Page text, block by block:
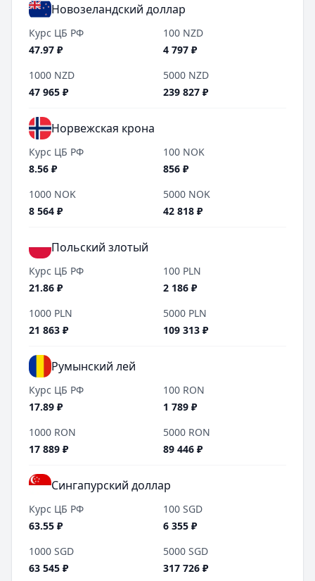
Новозеландский доллар
Курс ЦБ РФ
47.97 ₽
100 NZD
4 797 ₽
1000 NZD
47 965 ₽
5000 NZD
239 827 ₽
Норвежская крона
Курс ЦБ РФ
8.56 ₽
100 NOK
856 ₽
1000 NOK
8 564 ₽
5000 NOK
42 818 ₽
Польский злотый
Курс ЦБ РФ
21.86 ₽
100 PLN
2 186 ₽
1000 PLN
21 863 ₽
5000 PLN
109 313 ₽
Румынский лей
Курс ЦБ РФ
17.89 ₽
100 RON
1 789 ₽
1000 RON
17 889 ₽
5000 RON
89 446 ₽
Сингапурский доллар
Курс ЦБ РФ
63.55 ₽
100 SGD
6 355 ₽
1000 SGD
63 545 ₽
5000 SGD
317 726 ₽